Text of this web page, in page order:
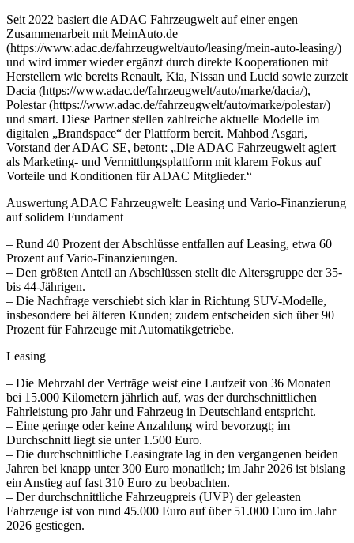
Seit 2022 basiert die ADAC Fahrzeugwelt auf einer engen
Zusammenarbeit mit MeinAuto.de
(https://www.adac.de/fahrzeugwelt/auto/leasing/mein-auto-leasing/)
und wird immer wieder ergänzt durch direkte Kooperationen mit
Herstellern wie bereits Renault, Kia, Nissan und Lucid sowie zurzeit
Dacia (https://www.adac.de/fahrzeugwelt/auto/marke/dacia/),
Polestar (https://www.adac.de/fahrzeugwelt/auto/marke/polestar/)
und smart. Diese Partner stellen zahlreiche aktuelle Modelle im
digitalen „Brandspace“ der Plattform bereit. Mahbod Asgari,
Vorstand der ADAC SE, betont: „Die ADAC Fahrzeugwelt agiert
als Marketing- und Vermittlungsplattform mit klarem Fokus auf
Vorteile und Konditionen für ADAC Mitglieder.“
Auswertung ADAC Fahrzeugwelt: Leasing und Vario-Finanzierung
auf solidem Fundament
– Rund 40 Prozent der Abschlüsse entfallen auf Leasing, etwa 60
Prozent auf Vario-Finanzierungen.
– Den größten Anteil an Abschlüssen stellt die Altersgruppe der 35-
bis 44-Jährigen.
– Die Nachfrage verschiebt sich klar in Richtung SUV-Modelle,
insbesondere bei älteren Kunden; zudem entscheiden sich über 90
Prozent für Fahrzeuge mit Automatikgetriebe.
Leasing
– Die Mehrzahl der Verträge weist eine Laufzeit von 36 Monaten
bei 15.000 Kilometern jährlich auf, was der durchschnittlichen
Fahrleistung pro Jahr und Fahrzeug in Deutschland entspricht.
– Eine geringe oder keine Anzahlung wird bevorzugt; im
Durchschnitt liegt sie unter 1.500 Euro.
– Die durchschnittliche Leasingrate lag in den vergangenen beiden
Jahren bei knapp unter 300 Euro monatlich; im Jahr 2026 ist bislang
ein Anstieg auf fast 310 Euro zu beobachten.
– Der durchschnittliche Fahrzeugpreis (UVP) der geleasten
Fahrzeuge ist von rund 45.000 Euro auf über 51.000 Euro im Jahr
2026 gestiegen.